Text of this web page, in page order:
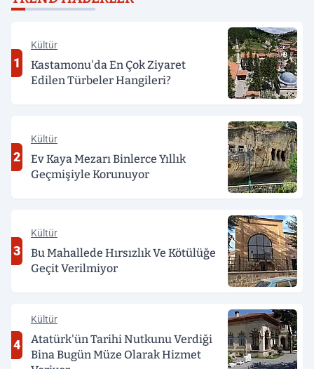
1
Kültür
Kastamonu'da En Çok Ziyaret
Edilen Türbeler Hangileri?
2
Kültür
Ev Kaya Mezarı Binlerce Yıllık
Geçmişiyle Korunuyor
3
Kültür
Bu Mahallede Hırsızlık Ve Kötülüğe
Geçit Verilmiyor
4
Kültür
Atatürk'ün Tarihi Nutkunu Verdiği
Bina Bugün Müze Olarak Hizmet